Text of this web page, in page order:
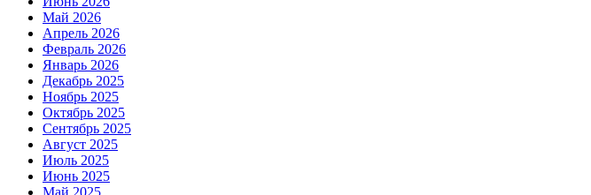
Май 2026
Апрель 2026
Февраль 2026
Январь 2026
Декабрь 2025
Ноябрь 2025
Октябрь 2025
Сентябрь 2025
Август 2025
Июль 2025
Июнь 2025
Май 2025